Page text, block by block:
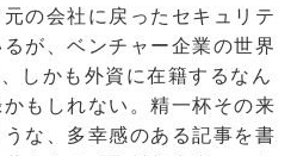
の会社に戻ったセキュリテ
が、ベンチャー企業の世界
しかも外資に在籍するなん
もしれない。精一杯その来
な、多幸感のある記事を書